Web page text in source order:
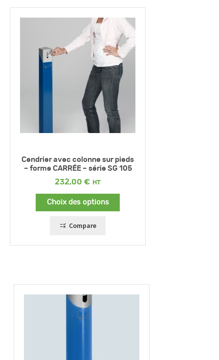
Cendrier avec colonne sur pieds
– forme CARRÉE – série SG 105
232,00 €
Choix des options
Compare